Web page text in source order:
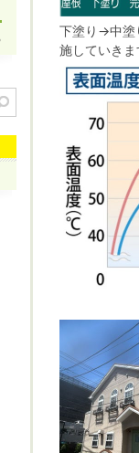
下塗り→中塗
施していきま